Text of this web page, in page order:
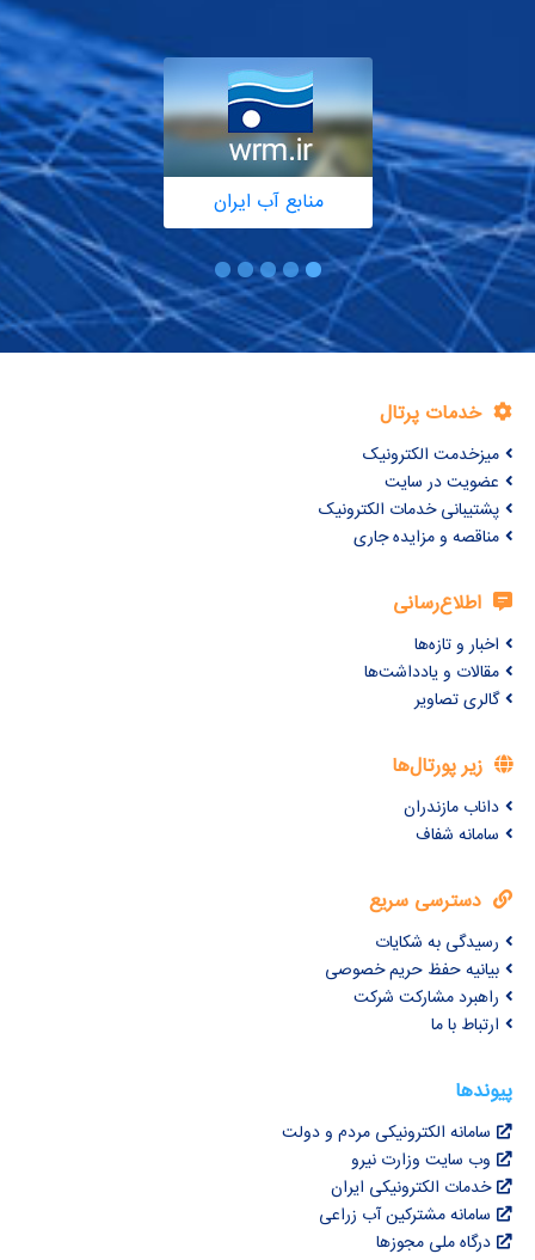
منابع آب ایران
خدمات پرتال
میزخدمت الکترونیک
عضویت در سایت
پشتیبانی خدمات الکترونیک
مناقصه و مزایده جاری
اطلاع‌رسانی
اخبار و تازه‌ها
مقالات و یادداشت‌ها
گالری تصاویر
زیر پورتال‌ها
داناب مازندران
سامانه شفاف
دسترسی سریع
رسیدگی به شکایات
بیانیه حفظ حریم خصوصی
راهبرد مشارکت شرکت
ارتباط با ما
پیوندها
سامانه الکترونیکی مردم و دولت
وب سایت وزارت نیرو
خدمات الکترونیکی ایران
سامانه مشترکین آب زراعی
درگاه ملی مجوزها